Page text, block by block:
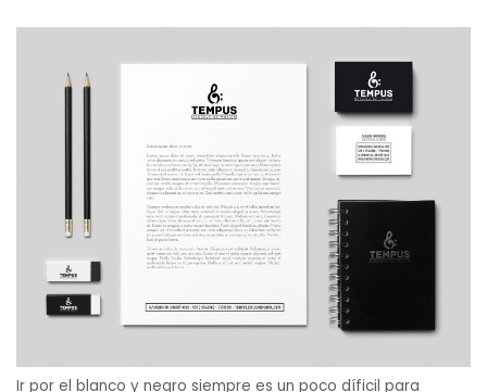
Ir por el blanco y negro siempre es un poco díficil para